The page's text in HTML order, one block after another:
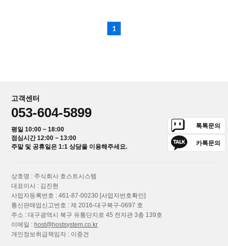
1
고객센터
053-604-5899
평일 10:00 ~ 18:00
점심시간 12:00 ~ 13:00
주말 및 공휴일은 1:1 상담을 이용해주세요.
톡톡문의
카톡문의
상호명 : 주식회사 호스트시스템
대표이사 : 김진현
사업자등록번호 : 461-87-00230 [사업자번호확인]
통신판매업신고번호 : 제 2016-대구북구-0697 호
주소 : 대구광역시 북구 유통단지로 45 전자관 3층 139호
이메일 : host@hostsystem.co.kr
개인정보취급책임자 : 이중건